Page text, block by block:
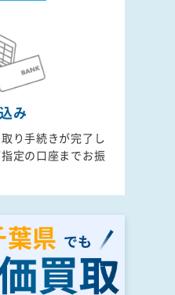
み
り手続きが完了し
定の口座までお振
葉県